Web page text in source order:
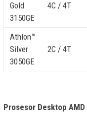
Gold
3150GE
4C / 4T
Athlon™
Silver
3050GE
2C / 4T
Prosesor Desktop